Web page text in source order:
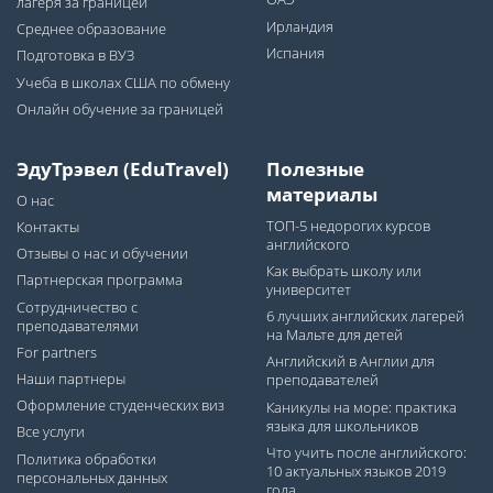
Среднее образование
Подготовка в ВУЗ
Учеба в школах США по обмену
Онлайн обучение за границей
Ирландия
Испания
ЭдуТрэвел (EduTravel)
О нас
Контакты
Отзывы о нас и обучении
Партнерская программа
Сотрудничество с
преподавателями
For partners
Наши партнеры
Оформление студенческих виз
Все услуги
Политика обработки
персональных данных
Полезные
материалы
ТОП-5 недорогих курсов
английского
Как выбрать школу или
университет
6 лучших английских лагерей
на Мальте для детей
Английский в Англии для
преподавателей
Каникулы на море: практика
языка для школьников
Что учить после английского:
10 актуальных языков 2019